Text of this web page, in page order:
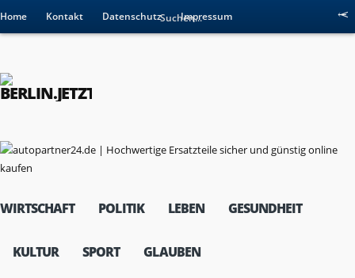
Home Kontakt Datenschutz Impressum
WIRTSCHAFT POLITIK LEBEN GESUNDHEIT
KULTUR SPORT GLAUBEN